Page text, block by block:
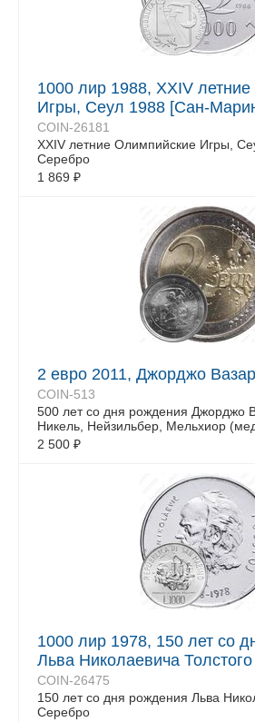
1000 лир 1988, XXIV
Игры, Сеул 1988 [Сан-
COIN-26181
XXIV летние Олимпийские Игры,
Серебро
1 869 ₽
2 евро 2011, Джорджо
COIN-513
500 лет со дня рождения Джорджо
Никель, Нейзильбер, Мельхиор
2 500 ₽
1000 лир 1978, 150 лет со
Льва Николаевича
COIN-26475
150 лет со дня рождения Льва
Серебро